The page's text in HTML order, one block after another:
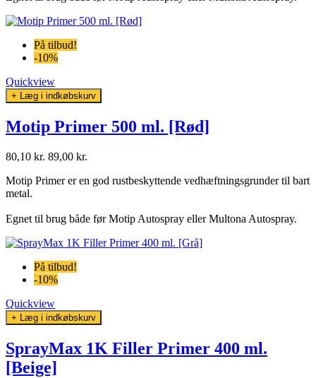
På tilbud!
-10%
Quickview
+ Læg i indkøbskurv
Motip Primer 500 ml. [Rød]
80,10 kr. 89,00 kr.
Motip Primer er en god rustbeskyttende vedhæftningsgrunder til bart
metal.
Egnet til brug både før Motip Autospray eller Multona Autospray.
På tilbud!
-10%
Quickview
+ Læg i indkøbskurv
SprayMax 1K Filler Primer 400 ml.
[Beige]